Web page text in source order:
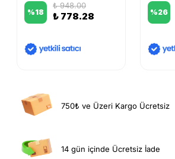
%18
₺ 948.00
₺ 778.28 %26
750₺ ve Üzeri Kargo Ücretsiz
14 gün içinde Ücretsiz İade